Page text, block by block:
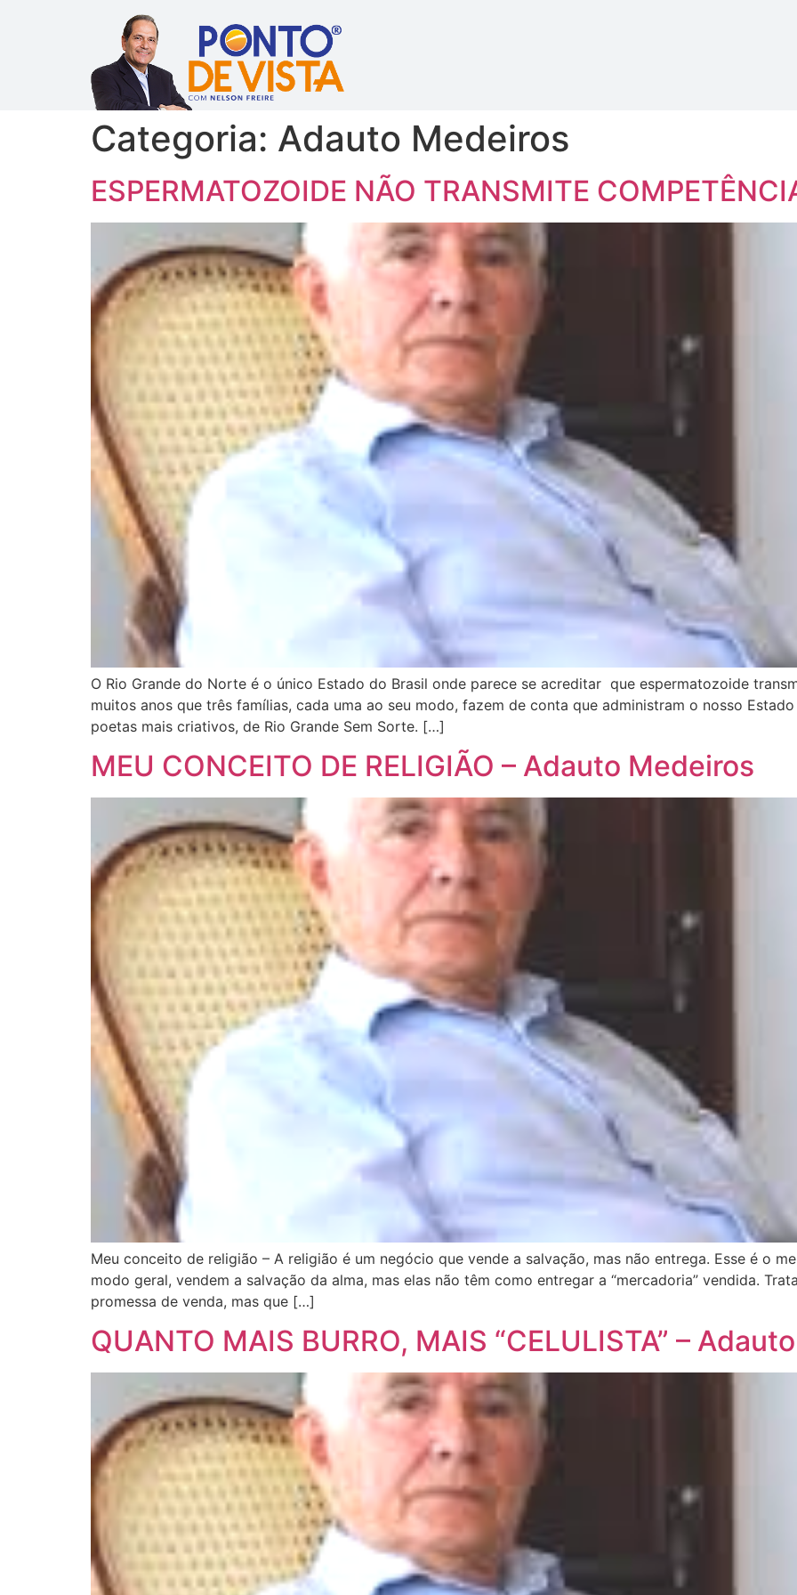
Categoria: Adauto Medeiros
ESPERMATOZOIDE NÃO TRANSMITE
O Rio Grande do Norte é o único Estado do Brasil onde parece se acreditar que espermatozoide
muitos anos que três famílias, cada uma ao seu modo, fazem de conta que administram o nosso
poetas mais criativos, de Rio Grande Sem Sorte. […]
MEU CONCEITO DE RELIGIÃO – Adauto Medeiros
Meu conceito de religião – A religião é um negócio que vende a salvação, mas não entrega. Esse é o
modo geral, vendem a salvação da alma, mas elas não têm como entregar a “mercadoria” vendida.
promessa de venda, mas que […]
QUANTO MAIS BURRO, MAIS “CELULISTA” –